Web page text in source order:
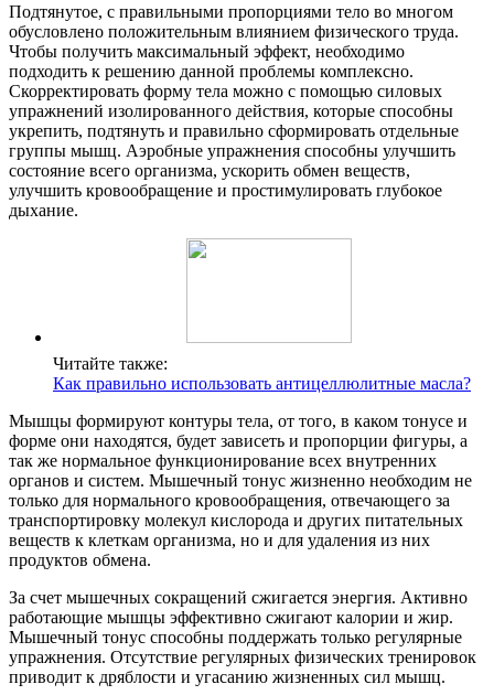
Подтянутое, с правильными пропорциями тело во многом
обусловлено положительным влиянием физического труда.
Чтобы получить максимальный эффект, необходимо
подходить к решению данной проблемы комплексно.
Скорректировать форму тела можно с помощью силовых
упражнений изолированного действия, которые способны
укрепить, подтянуть и правильно сформировать отдельные
группы мышц. Аэробные упражнения способны улучшить
состояние всего организма, ускорить обмен веществ,
улучшить кровообращение и простимулировать глубокое
дыхание.
Читайте также:
Как правильно использовать антицеллюлитные масла?
Мышцы формируют контуры тела, от того, в каком тонусе и
форме они находятся, будет зависеть и пропорции фигуры, а
так же нормальное функционирование всех внутренних
органов и систем. Мышечный тонус жизненно необходим не
только для нормального кровообращения, отвечающего за
транспортировку молекул кислорода и других питательных
веществ к клеткам организма, но и для удаления из них
продуктов обмена.
За счет мышечных сокращений сжигается энергия. Активно
работающие мышцы эффективно сжигают калории и жир.
Мышечный тонус способны поддержать только регулярные
упражнения. Отсутствие регулярных физических тренировок
приводит к дряблости и угасанию жизненных сил мышц.